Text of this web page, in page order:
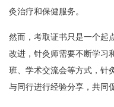
灸治疗和保健服务。
然而，考取证书只是一个起
改进，针灸师需要不断学习
班、学术交流会等方式，针
与同行进行经验分享，共同